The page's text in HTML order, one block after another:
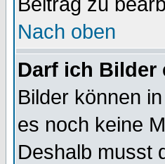
Nach oben
Darf ich Bilder
Bilder können
es noch keine
Deshalb musst